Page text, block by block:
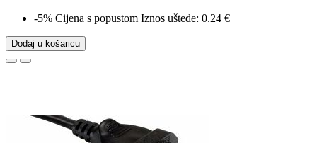
-5% Cijena s popustom Iznos uštede: 0.24 €
Dodaj u košaricu